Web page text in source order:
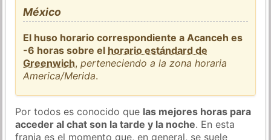
México
El huso horario correspondiente a Acanceh es
-6 horas sobre el horario estándard de
Greenwich,perteneciendo a la zona horaria
America/Merida.
Por todos es conocido que las mejores horas para
acceder al chat son la tarde y la noche. En esta
franja es el momento que, en general, se suele